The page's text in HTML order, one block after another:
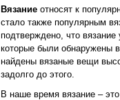
Вязание относят к
стало также популярным
подтверждено, что
которые были обнаружены
найдены вязаные вещи
задолго до этого.
В наше время вязание –